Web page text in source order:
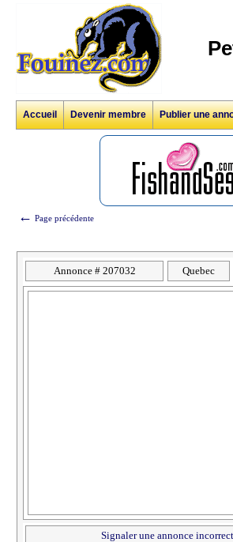
Accueil Devenir membre Publier une
← Page précédente
Annonce # 207032 Quebec
Signaler une annonce